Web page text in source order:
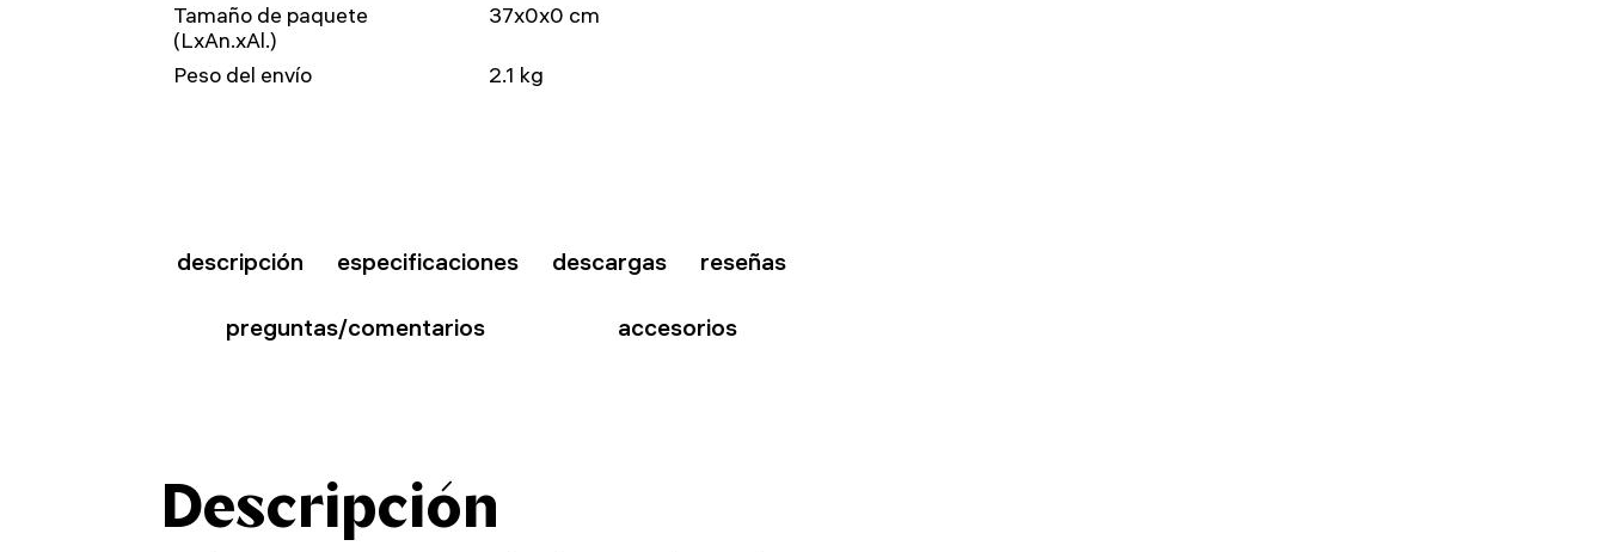
Tamaño de paquete
(LxAn.xAl.)
37x0x0 cm
Peso del envío 2.1 kg
descripción especificaciones descargas reseñas
preguntas/comentarios accesorios
Descripción